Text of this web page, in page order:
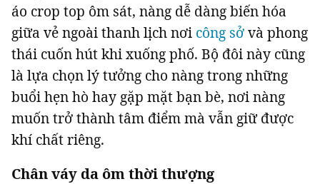
áo crop top ôm sát, nàng dễ dàng biến hóa
giữa vẻ ngoài thanh lịch nơi công sởvà phong
thái cuốn hút khi xuống phố. Bộ đôi này cũng
là lựa chọn lý tưởng cho nàng trong những
buổi hẹn hò hay gặp mặt bạn bè, nơi nàng
muốn trở thành tâm điểm mà vẫn giữ được
khí chất riêng.
Chân váy da ôm thời thượng